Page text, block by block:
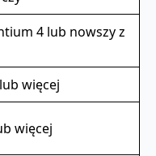
4 lub nowszy z
więcej
więcej